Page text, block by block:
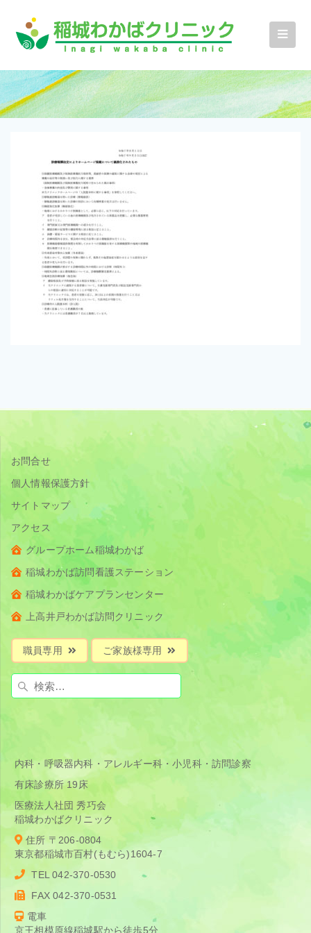
ツ
へ
ス
お問合せ
個人情報保護方針
サイトマップ
アクセス
グループホーム稲城わかば
稲城わかば訪問看護ステーション
稲城わかばケアプランセンター
上高井戸わかば訪問クリニック
職員専用 ご家族様専用
検
索:
内科・呼吸器内科・アレルギー科・小児科・訪問診察
有床診療所 19床
医療法人社団 秀巧会
稲城わかばクリニック
住所 〒206-0804
東京都稲城市百村(もむら)1604-7
TEL 042-370-0530
FAX 042-370-0531
電車
京王相模原線稲城駅から徒歩5分